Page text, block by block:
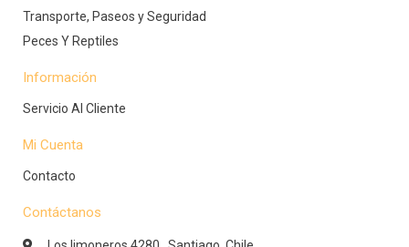
Transporte, Paseos y Seguridad
Peces Y Reptiles
Información
Servicio Al Cliente
Mi Cuenta
Contacto
Contáctanos